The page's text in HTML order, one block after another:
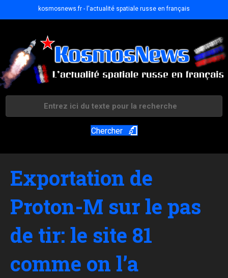
kosmosnews.fr - l'actualité spatiale russe en français
Chercher
Exportation de
Proton-M sur le pas
de tir: le site 81
comme on l’a